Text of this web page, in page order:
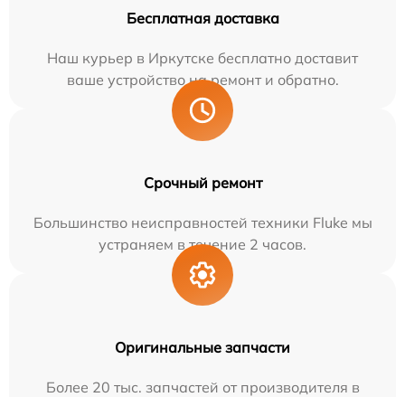
Бесплатная доставка
Наш курьер в Иркутске бесплатно доставит
ваше устройство на ремонт и обратно.
Срочный ремонт
Большинство неисправностей техники Fluke мы
устраняем в течение 2 часов.
Оригинальные запчасти
Более 20 тыс. запчастей от производителя в